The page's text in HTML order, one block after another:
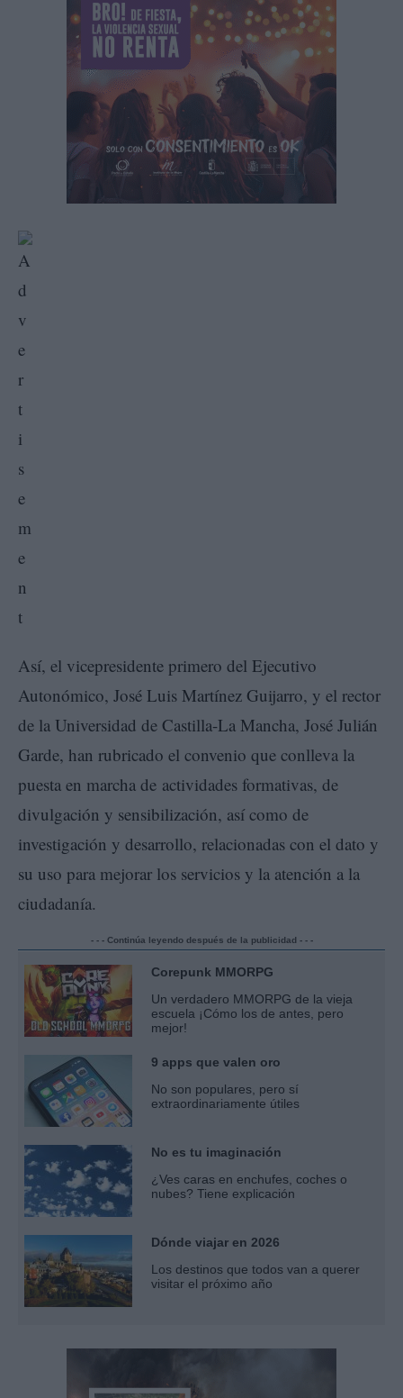
Así, el vicepresidente primero del Ejecutivo
Autonómico, José Luis Martínez Guijarro, y el rector
de la Universidad de Castilla-La Mancha, José Julián
Garde, han rubricado el convenio que conlleva la
puesta en marcha de actividades formativas, de
divulgación y sensibilización, así como de
investigación y desarrollo, relacionadas con el dato y
su uso para mejorar los servicios y la atención a la
ciudadanía.
- - - Continúa leyendo después de la publicidad - - -
Corepunk MMORPG
Un verdadero MMORPG de la vieja
escuela ¡Cómo los de antes, pero
mejor!
9 apps que valen oro
No son populares, pero sí
extraordinariamente útiles
No es tu imaginación
¿Ves caras en enchufes, coches o
nubes? Tiene explicación
Dónde viajar en 2026
Los destinos que todos van a querer
visitar el próximo año